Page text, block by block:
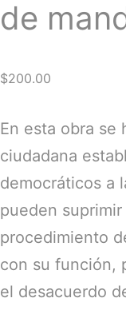
de
$200.00
En esta obra se
ciudadana
democráticos a
pueden
procedimiento
con su función,
el desacuerdo